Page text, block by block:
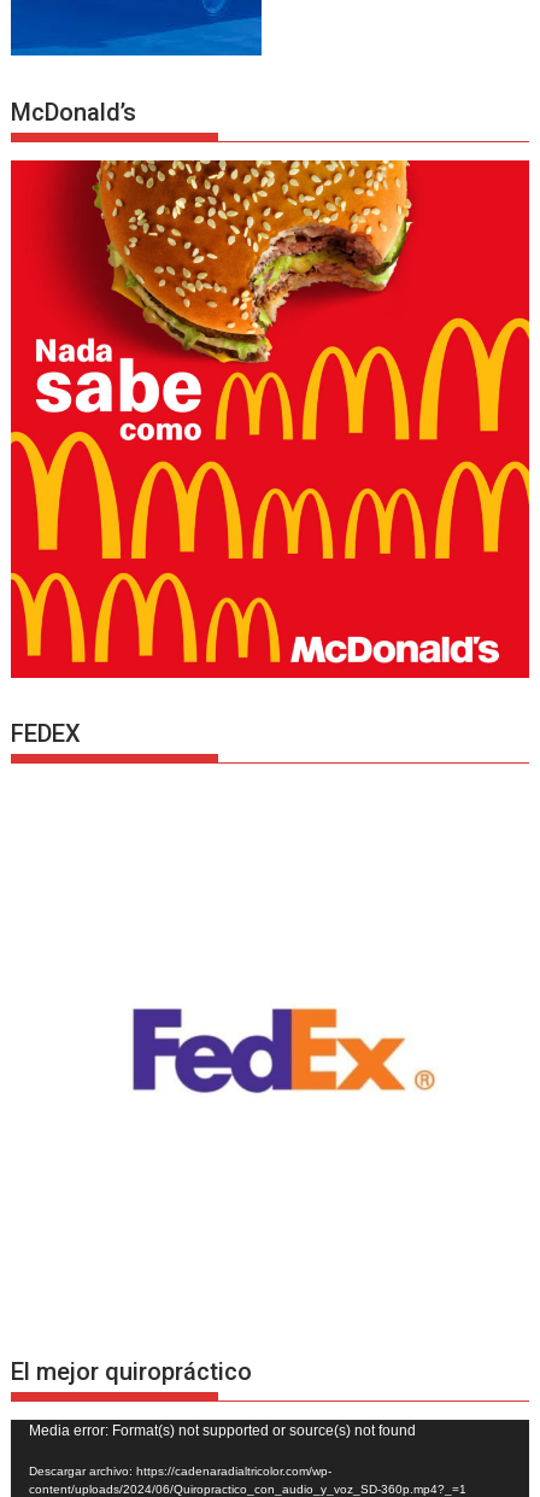
McDonald’s
FEDEX
El mejor quiropráctico
Reproductor
de
vídeo
Media error: Format(s) not supported or source(s) not found
Descargar archivo: https://cadenaradialtricolor.com/wp-
content/uploads/2024/06/Quiropractico_con_audio_y_voz_SD-360p.mp4?_=1